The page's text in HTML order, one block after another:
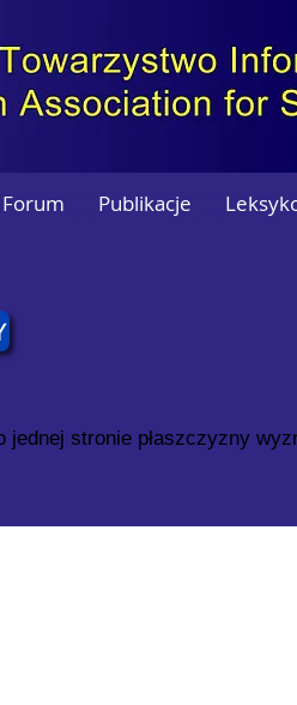
Forum Publikacje
jednej stronie płaszczyzny